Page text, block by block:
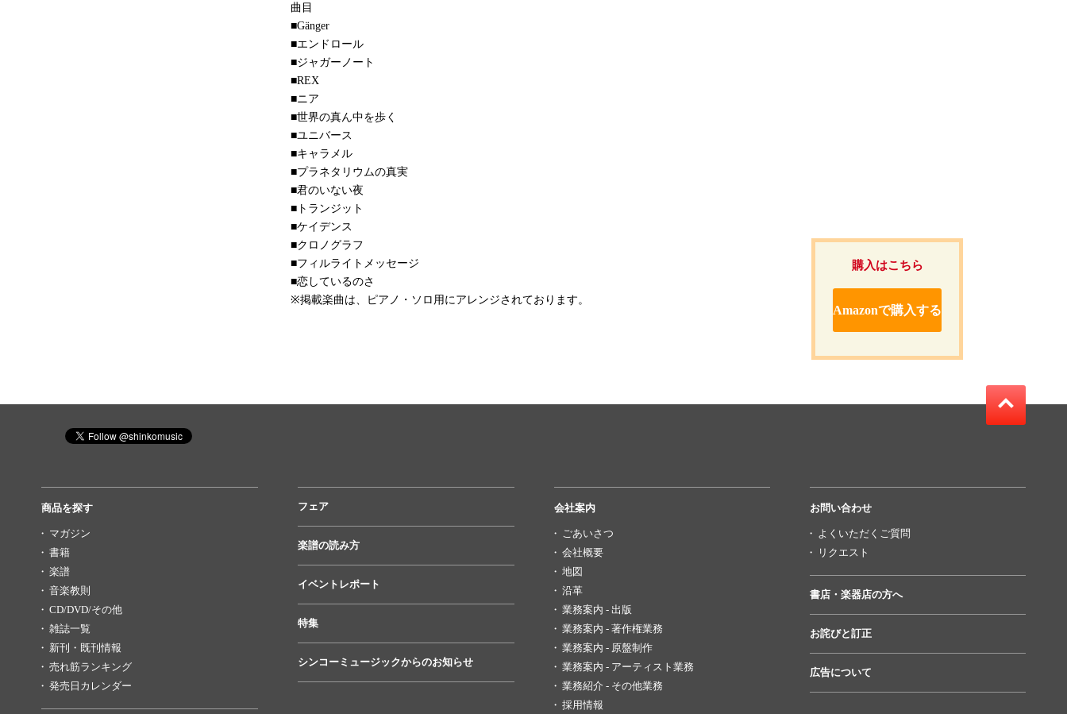
曲目
■Gänger
■エンドロール
■ジャガーノート
■REX
■ニア
■世界の真ん中を歩く
■ユニバース
■キャラメル
■プラネタリウムの真実
■君のいない夜
■トランジット
■ケイデンス
■クロノグラフ
■フィルライトメッセージ
■恋しているのさ
※掲載楽曲は、ピアノ・ソロ用にアレンジされております。
購入はこちら
Amazonで購入する
商品を探す
マガジン
書籍
楽譜
音楽教則
CD/DVD/その他
雑誌一覧
新刊・既刊情報
売れ筋ランキング
発売日カレンダー
フェア
楽譜の読み方
イベントレポート
特集
シンコーミュージックからのお知らせ
会社案内
ごあいさつ
会社概要
地図
沿革
業務案内 - 出版
業務案内 - 著作権業務
業務案内 - 原盤制作
業務案内 - アーティスト業務
業務紹介 - その他業務
採用情報
お問い合わせ
よくいただくご質問
リクエスト
書店・楽器店の方へ
お詫びと訂正
広告について